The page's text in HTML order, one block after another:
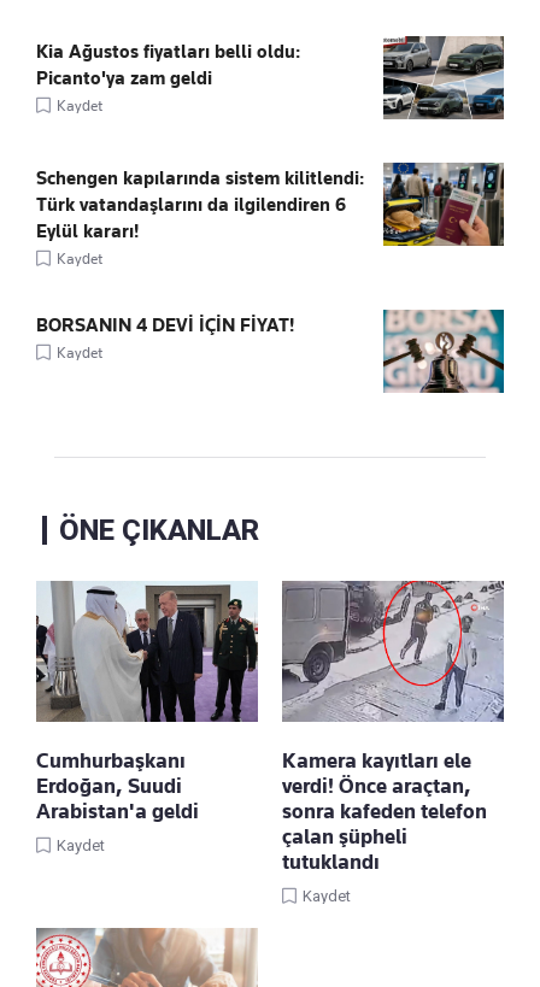
Kia Ağustos fiyatları belli oldu:
Picanto'ya zam geldi
Kaydet
Schengen kapılarında sistem kilitlendi:
Türk vatandaşlarını da ilgilendiren 6
Eylül kararı!
Kaydet
BORSANIN 4 DEVİ İÇİN FİYAT!
Kaydet
ÖNE ÇIKANLAR
Cumhurbaşkanı
Erdoğan, Suudi
Arabistan'a geldi
Kaydet
Kamera kayıtları ele
verdi! Önce araçtan,
sonra kafeden telefon
çalan şüpheli
tutuklandı
Kaydet